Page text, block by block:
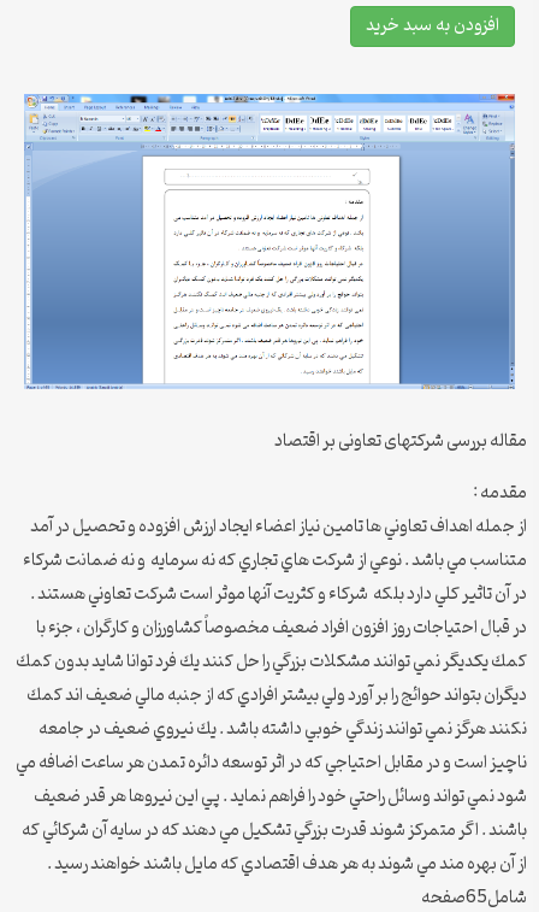
افزودن به سبد خرید
مقاله بررسی شرکتهای تعاونی بر اقتصاد
مقدمه :
از جمله اهداف تعاوني ها تامين نياز اعضاء ايجاد ارزش افزوده و تحصيل در آمد
متناسب مي باشد . نوعي از شركت هاي تجاري كه نه سرمايه و نه ضمانت شركاء
در آن تاثير كلي دارد بلكه شركاء و كثريت آنها موثر است شركت تعاوني هستند .
در قبال احتياجات روز افزون افراد ضعيف مخصوصاً كشاورزان و كارگران ، جزء با
كمك يكديگر نمي توانند مشكلات بزرگي را حل كنند يك فرد توانا شايد بدون كمك
ديگران بتواند حوائج را بر آورد ولي بيشتر افرادي كه از جنبه مالي ضعيف اند كمك
نكنند هرگز نمي توانند زندگي خوبي داشته باشد . يك نيروي ضعيف در جامعه
ناچيز است و در مقابل احتياجي كه در اثر توسعه دائره تمدن هر ساعت اضافه مي
شود نمي تواند وسائل راحتي خود را فراهم نمايد . پي اين نيروها هر قدر ضعيف
باشند . اگر متمركز شوند قدرت بزرگي تشكيل مي دهند كه در سايه آن شركائي كه
از آن بهره مند مي شوند به هر هدف اقتصادي كه مايل باشند خواهند رسيد .
شامل65صفحه